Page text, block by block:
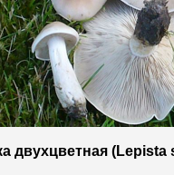
двухцветная (Lepista